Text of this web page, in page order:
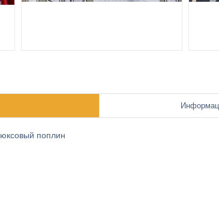
поплин